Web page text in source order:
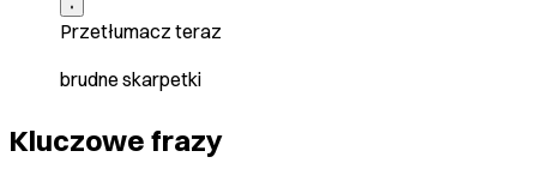
Przetłumacz teraz
brudne skarpetki
Kluczowe frazy